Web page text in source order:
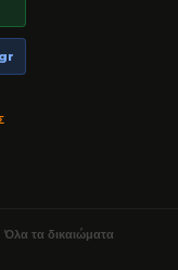
τα δικαιώματα